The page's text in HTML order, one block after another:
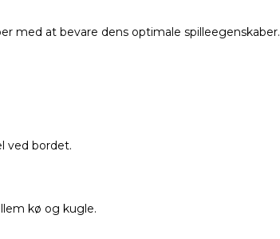
med at bevare dens optimale spilleegenskaber.
ved bordet.
kø og kugle.